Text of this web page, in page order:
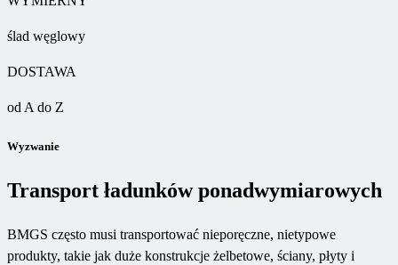
ślad węglowy
DOSTAWA
od A do Z
Wyzwanie
Transport ładunków ponadwymiarowych
BMGS często musi transportować nieporęczne, nietypowe
produkty, takie jak duże konstrukcje żelbetowe, ściany, płyty i